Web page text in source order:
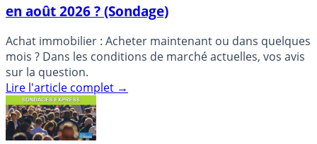
en août 2026 ? (Sondage)
Achat immobilier : Acheter maintenant ou dans quelques
mois ? Dans les conditions de marché actuelles, vos avis
sur la question.
Lire l'article complet →